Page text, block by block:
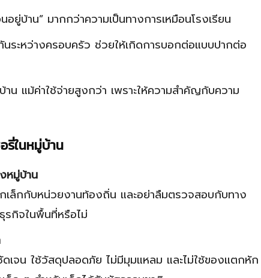
ยู่บ้าน” มากกว่าความเป็นทางการเหมือนโรงเรียน
นระหว่างครอบครัว ช่วยให้เกิดการบอกต่อแบบปากต่อ
น แม้ค่าใช้จ่ายสูงกว่า เพราะให้ความสำคัญกับความ
รี่ในหมู่บ้าน
หมู่บ้าน
ล็กกับหน่วยงานท้องถิ่น และอย่าลืมตรวจสอบกับทาง
รกิจในพื้นที่หรือไม่
เจน ใช้วัสดุปลอดภัย ไม่มีมุมแหลม และไม่ใช้ของแตกหัก